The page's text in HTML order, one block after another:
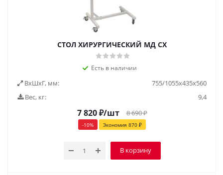
СТОЛ ХИРУРГИЧЕСКИЙ МД СХ
Есть в наличии
ВxШxГ, мм:
755/1055x435x560
Вес, кг:
9,4
7 820₽/шт 8 690₽
-10% Экономия 870 ₽
В корзину